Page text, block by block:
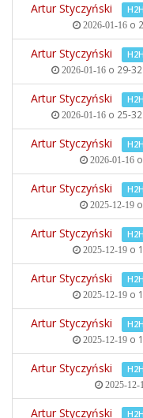
Artur Styczyński H2H
2026-01-16 o
Artur Styczyński H2H
2026-01-16o 29-32
Artur Styczyński H2H
2026-01-16o 25-32
Artur Styczyński H2H
2026-01-16
Artur Styczyński H2H
2025-12-19
Artur Styczyński H2H
2025-12-19 o
Artur Styczyński H2H
2025-12-19 o
Artur Styczyński H2H
2025-12-19 o
Artur Styczyński H2H
2025-12-
Artur Styczyński H2H